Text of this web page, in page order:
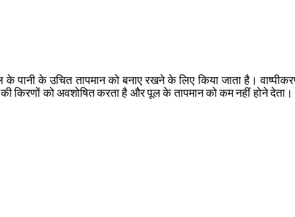
के उचित तापमान को बनाए रखने के लिए किया जाता है।
किरणों को अवशोषित करता है और पूल के तापमान को कम नहीं होने